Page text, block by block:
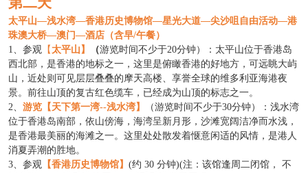
太平山—浅水湾—香港历史博物馆—星光大道—尖沙咀自由活动—港
珠澳大桥—澳门—酒店（含早/午餐）
1、参观 【太平山 】 （游览时间不少于20分钟）：太平山位于香港岛
西北部，是香港的地标之一，这里是俯瞰香港的好地方，可远眺大屿
山，近处则可见层层叠叠的摩天高楼、享誉全球的维多利亚海港夜
景。前往山顶的复古红色缆车，已经成为山顶的标志之一。
2、 游览【天下第一湾--浅水湾】 （游览时间不少于30分钟）：浅水湾
位于香港岛南部，依山傍海，海湾呈新月形，沙滩宽阔洁净而水浅，
是香港最美丽的海滩之一。这里处处散发着惬意闲适的风情，是港人
消夏弄潮的胜地。
3、参观 【香港历史博物馆】 (约 30 分钟)(注：该馆逢周二闭馆， 不